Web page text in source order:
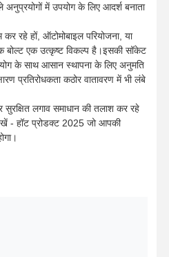
में उपयोग के लिए आदर्श बनाता
रहे हों, ऑटोमोबाइल परियोजना, या
बोल्ट एक उत्कृष्ट विकल्प है।इसकी सॉकेट
के साथ आसान स्थापना के लिए अनुमति
प्रतिरोधकता कठोर वातावरण में भी लंबे
लगाव समाधान की तलाश कर रहे
- हॉट प्रोडक्ट 2025 जो आपकी